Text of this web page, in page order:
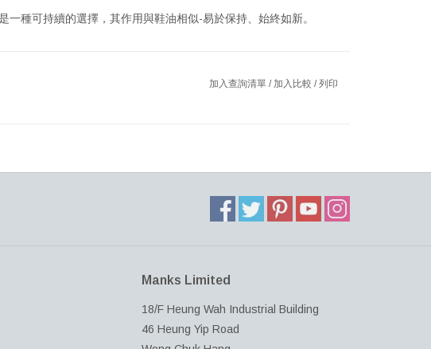
一種可持續的選擇，其作用與鞋油相似-易於保持、始終如新。
加入查詢清單 / 加入比較 /列印
Manks Limited
18/F Heung Wah Industrial Building
46 Heung Yip Road